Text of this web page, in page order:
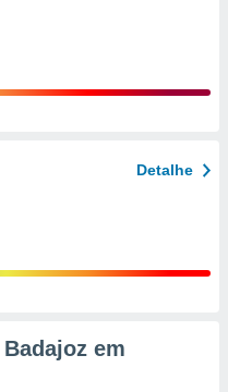
Detalhe
em